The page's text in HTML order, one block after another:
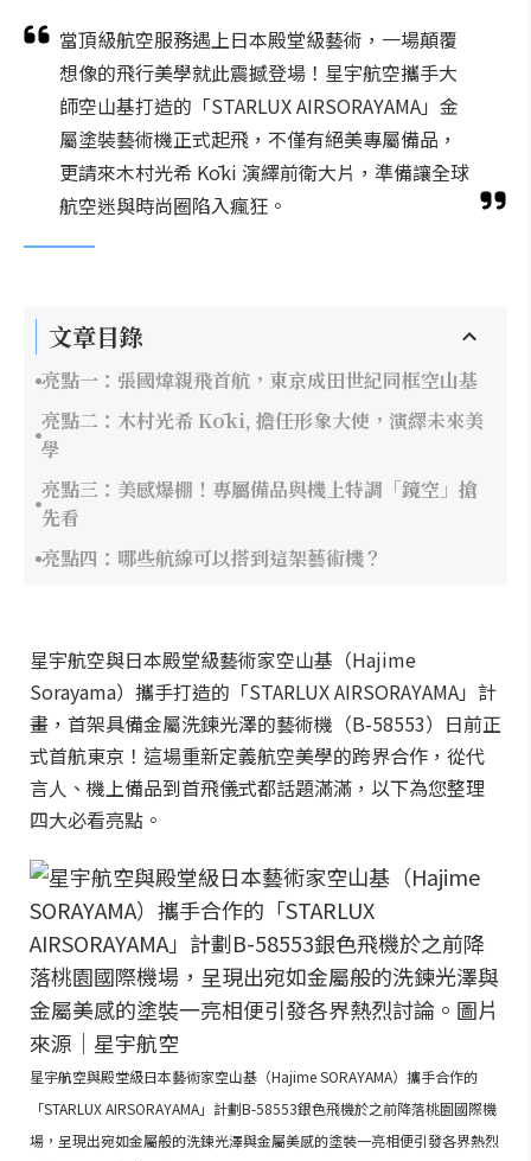
當頂級航空服務遇上日本殿堂級藝術，一場顛覆
想像的飛行美學就此震撼登場！星宇航空攜手大
師空山基打造的「STARLUX AIRSORAYAMA」金
屬塗裝藝術機正式起飛，不僅有絕美專屬備品，
更請來木村光希 Kōki 演繹前衛大片，準備讓全球
航空迷與時尚圈陷入瘋狂。
文章目錄
亮點一：張國煒親飛首航，東京成田世紀同框空山基
亮點二：木村光希 Kōki, 擔任形象大使，演繹未來美
學
亮點三：美感爆棚！專屬備品與機上特調「鏡空」搶
先看
亮點四：哪些航線可以搭到這架藝術機？
星宇航空與日本殿堂級藝術家空山基（Hajime
Sorayama）攜手打造的「STARLUX AIRSORAYAMA」計
畫，首架具備金屬洗鍊光澤的藝術機（B-58553）日前正
式首航東京！這場重新定義航空美學的跨界合作，從代
言人、機上備品到首飛儀式都話題滿滿，以下為您整理
四大必看亮點。
星宇航空與殿堂級日本藝術家空山基（Hajime SORAYAMA）攜手合作的
「STARLUX AIRSORAYAMA」計劃B-58553銀色飛機於之前降落桃園國際機
場，呈現出宛如金屬般的洗鍊光澤與金屬美感的塗裝一亮相便引發各界熱烈